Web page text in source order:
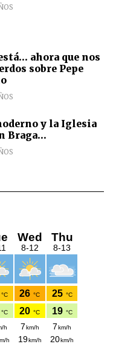
ahora que nos
sobre Pepe
y la Iglesia
Braga...